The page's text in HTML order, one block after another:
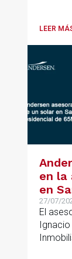
LEER
en la
en
65M€
27/07/
El